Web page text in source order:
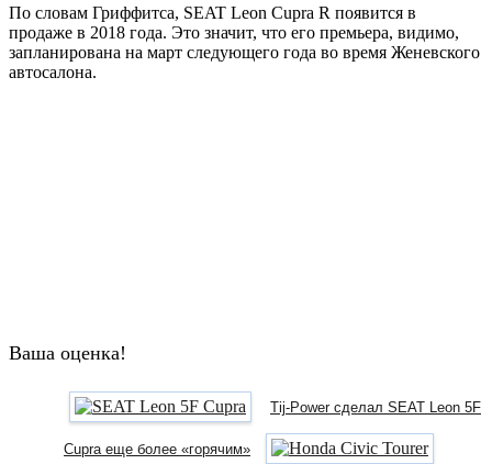
По словам Гриффитса, SEAT Leon Cupra R появится в
продаже в 2018 года. Это значит, что его премьера, видимо,
запланирована на март следующего года во время Женевского
автосалона.
Ваша оценка!
Tij-Power сделал SEAT Leon 5F
Cupra еще более «горячим»